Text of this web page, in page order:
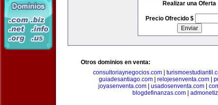
Realizar una Oferta
Precio Ofrecido $
Otros dominios en venta:
consultoriaynegocios.com
guiadesantiago.com| relojesenventa.com|
joyasenventa.com
usadosenventa.com
blogdefinanzas.com|